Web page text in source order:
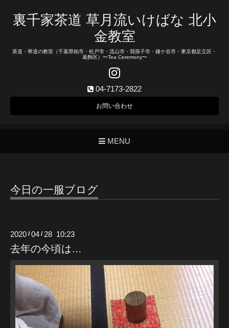
裏千家茶道 草月流いけばな 北小
金教室
茶道・華道の教室（千葉県柏市・松戸市・流山市・我孫子市・鎌ケ谷市・東京都足立区・
葛飾区）〜Tea Ceremony〜
04-7173-2822
お問い合わせ
MENU
今日の一服ブログ
2020 /04 / 28 10:23
去年の今頃は…